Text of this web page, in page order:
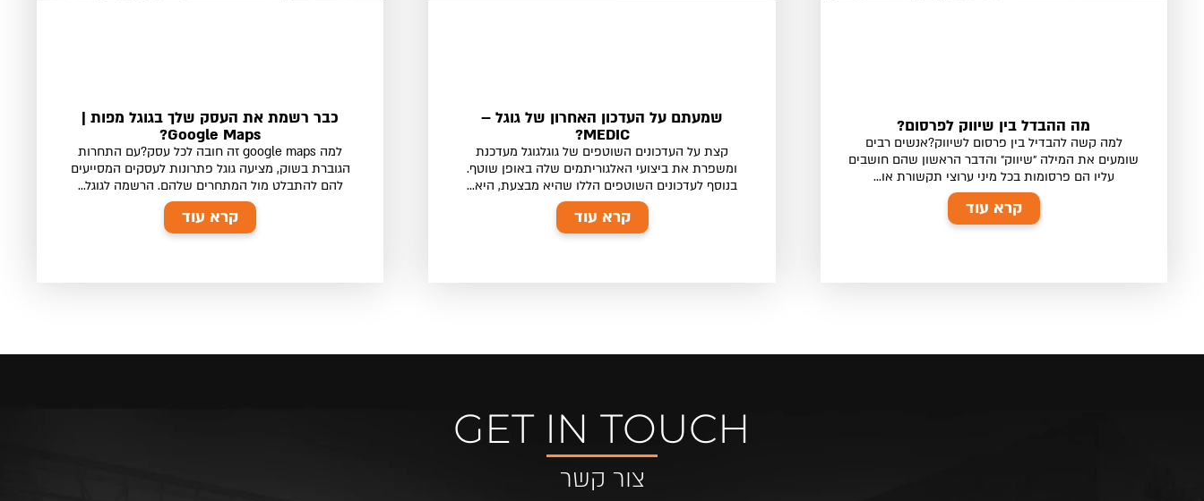
מה ההבדל בין שיווק לפרסום?
למה קשה להבדיל בין פרסום לשיווק?אנשים רבים
שומעים את המילה ״שיווק״ והדבר הראשון שהם חושבים
עליו הם פרסומות בכל מיני ערוצי תקשורת או...
קרא עוד
שמעתם על העדכון האחרון של גוגל –
MEDIC?
קצת על העדכונים השוטפים של גוגלגוגל מעדכנת
ומשפרת את ביצועי האלגוריתמים שלה באופן שוטף.
בנוסף לעדכונים השוטפים הללו שהיא מבצעת, היא...
קרא עוד
כבר רשמת את העסק שלך בגוגל מפות |
Google Maps?
למה google maps זה חובה לכל עסק?עם התחרות
הגוברת בשוק, מציעה גוגל פתרונות לעסקים המסייעים
להם להתבלט מול המתחרים שלהם. הרשמה לגוגל...
קרא עוד
GET IN TOUCH
צור קשר